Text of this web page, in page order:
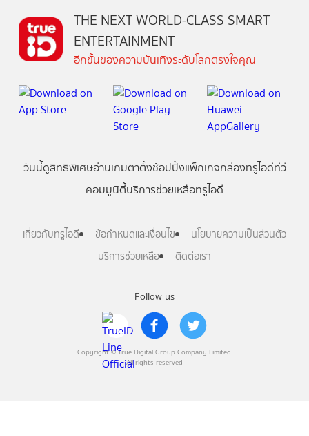
Follow us
Copyright © True Digital Group Company Limited.
All rights reserved
THE NEXT WORLD-CLASS SMART
ENTERTAINMENT
อีกขั้นของความบันเทิงระดับโลกตรงใจคุณ
วันนี้ดูสิทธิพิเศษอ่านเกมตาตั้งช้อปปิ้งแพ็กเกจกล่องทรูไอดีทีวี
คอมมูนิตี้บริการช่วยเหลือทรูไอดี
เกี่ยวกับทรูไอดี ข้อกำหนดและเงื่อนไข
นโยบายความเป็นส่วนตัว
บริการช่วยเหลือ
ติดต่อเรา